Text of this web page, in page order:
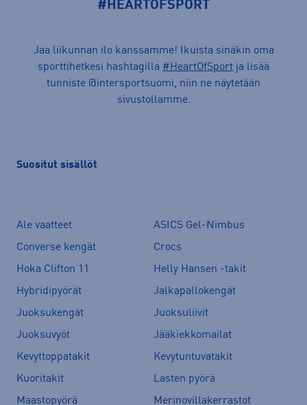
#HEARTOFSPORT
Jaa liikunnan ilo kanssamme! Ikuista sinäkin oma
sporttihetkesi hashtagilla #HeartOfSport ja lisää
tunniste @intersportsuomi, niin ne näytetään
sivustollamme.
Suositut sisällöt
Ale vaatteet
ASICS Gel-Nimbus
Converse kengät
Crocs
Hoka Clifton 11
Helly Hansen -takit
Hybridipyörät
Jalkapallokengät
Juoksukengät
Juoksuliivit
Juoksuvyöt
Jääkiekkomailat
Kevyttoppatakit
Kevytuntuvatakit
Kuoritakit
Lasten pyörä
Maastopyörä
Merinovillakerrastot